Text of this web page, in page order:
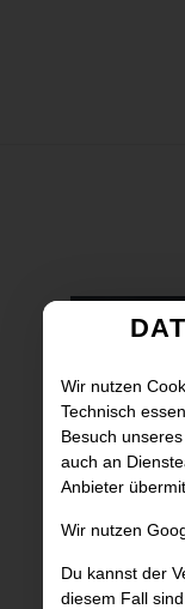
Wir nutzen
Technisch
Besuch
auch an
Anbieter
Wir nutzen
Du kannst der
diesem Fall